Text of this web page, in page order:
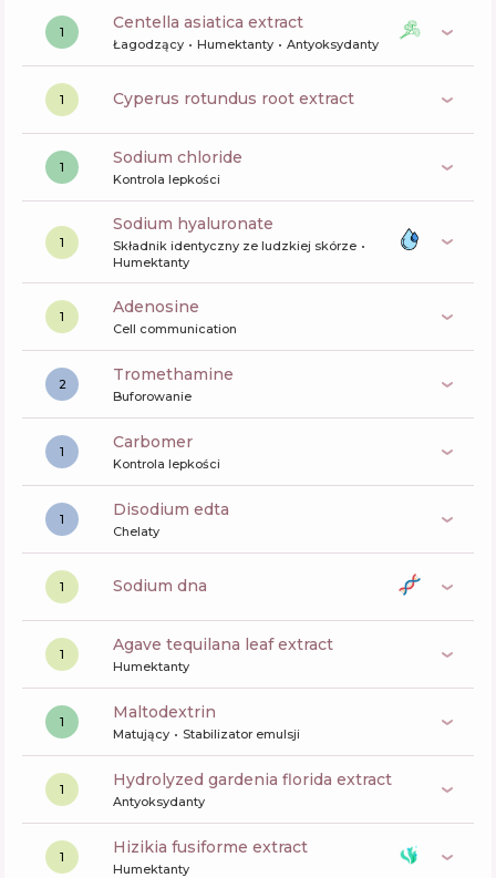
1 centella asiatica extract
Łagodzący Humektanty Antyoksydanty
1 cyperus rotundus root extract
1 sodium chloride
Kontrola lepkości
1
sodium hyaluronate
Składnik identyczny ze ludzkiej skórze
Humektanty
1 Adenosine
Cell communication
2 tromethamine
Buforowanie
1 carbomer
Kontrola lepkości
1 disodium edta
Chelaty
1 sodium dna
1 agave tequilana leaf extract
Humektanty
1 maltodextrin
Matujący Stabilizator emulsji
1 hydrolyzed gardenia florida extract
Antyoksydanty
1 hizikia fusiforme extract
Humektanty